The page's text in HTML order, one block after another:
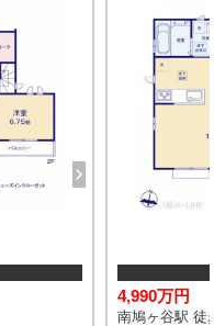
4,990万円
南鳩ヶ谷駅 徒